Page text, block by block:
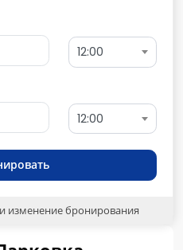
12:00
12:00
изменение бронирования